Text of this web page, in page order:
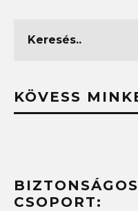
KÖVESS
CSOPORT: